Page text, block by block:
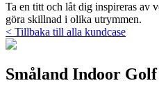
Ta en titt och låt dig inspireras av
göra skillnad i olika utrymmen.
< Tillbaka till alla kundcase
Småland Indoor Golf